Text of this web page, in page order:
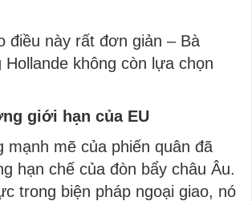
điều này rất đơn giản – Bà
Hollande không còn lựa chọn
giới hạn của EU
mạnh mẽ của phiến quân đã
hạn chế của đòn bẩy châu Âu.
trong biện pháp ngoại giao, nó